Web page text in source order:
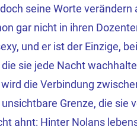
seine Worte verändern
gar nicht in ihren
und er ist der Einzige,
sie jede Nacht
die Verbindung
Grenze, die sie
ahnt: Hinter Nolans